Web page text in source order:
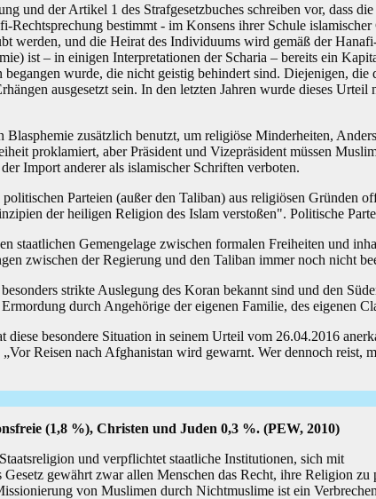
und der Artikel 1 des Strafgesetzbuches schreiben vor, dass
Rechtsprechung bestimmt - im Konsens ihrer Schule
werden, und die Heirat des Individuums wird gemäß der
ist – in einigen Interpretationen der Scharia – bereits ein
begangen wurde, die nicht geistig behindert sind. Diejenigen,
ausgesetzt sein. In den letzten Jahren wurde dieses
Blasphemie zusätzlich benutzt, um religiöse Minderheiten,
proklamiert, aber Präsident und Vizepräsident müssen
Import anderer als islamischer Schriften verboten.
Parteien (außer den Taliban) aus religiösen Gründen
der heiligen Religion des Islam verstoßen". Politische
staatlichen Gemengelage zwischen formalen Freiheiten und
zwischen der Regierung und den Taliban immer noch nicht
strikte Auslegung des Koran bekannt sind und den
durch Angehörige der eigenen Familie, des eigenen
besondere Situation in seinem Urteil vom 26.04.2016
Reisen nach Afghanistan wird gewarnt. Wer dennoch
(1,8 %), Christen und Juden 0,3 %. (PEW, 2010)
und verpflichtet staatliche Institutionen, sich mit
gewährt zwar allen Menschen das Recht, ihre Religion
von Muslimen durch Nichtmuslime ist ein